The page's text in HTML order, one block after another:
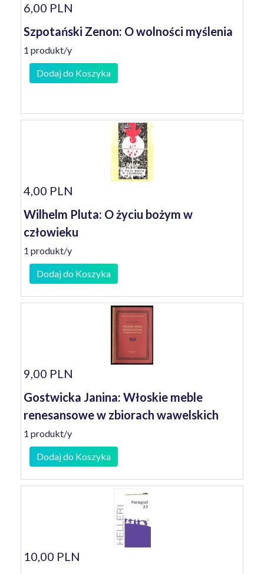
6,00 PLN
Szpotański Zenon: O wolności myślenia
1 produkt/y
Dodaj do Koszyka
4,00 PLN
Wilhelm Pluta: O życiu bożym w
człowieku
1 produkt/y
Dodaj do Koszyka
9,00 PLN
Gostwicka Janina: Włoskie meble
renesansowe w zbiorach wawelskich
1 produkt/y
Dodaj do Koszyka
10,00 PLN